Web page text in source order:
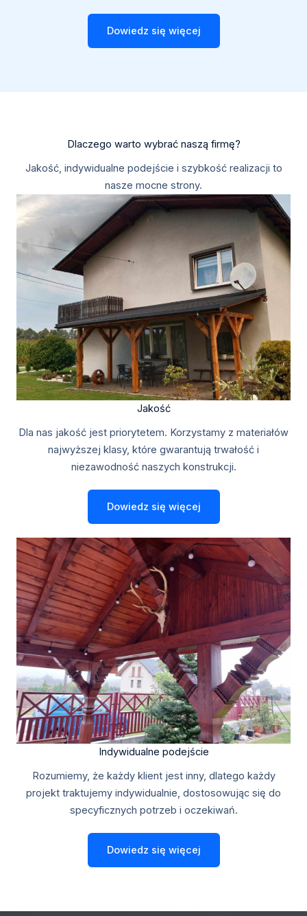
Dowiedz się więcej
Dlaczego warto wybrać naszą firmę?
Jakość, indywidualne podejście i szybkość realizacji to
nasze mocne strony.
Jakość
Dla nas jakość jest priorytetem. Korzystamy z materiałów
najwyższej klasy, które gwarantują trwałość i
niezawodność naszych konstrukcji.
Dowiedz się więcej
Indywidualne podejście
Rozumiemy, że każdy klient jest inny, dlatego każdy
projekt traktujemy indywidualnie, dostosowując się do
specyficznych potrzeb i oczekiwań.
Dowiedz się więcej